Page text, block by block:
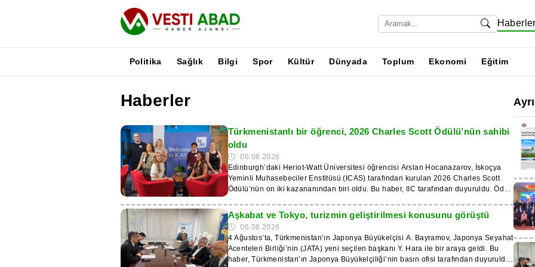
Haberler
Politika Sağlık Bilgi Spor Kültür Dünyada Toplum Ekonomi Eğitim
Haberler
Türkmenistanlı bir öğrenci, 2026 Charles Scott Ödülü’nün sahibi
oldu
06.08.2026
Edinburgh’daki Heriot-Watt Üniversitesi öğrencisi Arslan Hocanazarov, İskoçya
Yeminli Muhasebeciler Enstitüsü (ICAS) tarafından kurulan 2026 Charles Scott
Ödülü’nün on iki kazananından biri oldu. Bu haber, IIC tarafından duyuruldu. Ödül,
alanında üstün akademik başarı ve mesleki potansiyel gösteren ortak
üniversitelerin öğrencilerine her yıl verilmektedir. Kazananlar, 150 sterlinlik nakit
ödülün yanı sıra mentorluk desteği, mesleki ağ oluşturma fırsatları ve ICAS’tan
resmi takdir belgesi almaktadır. 2026 yılı kazananları arasında Glasgow,
Aberdeen, Edinburgh, Strathclyde ve diğer İskoç üniversitelerinden temsilciler de
yer almaktadır. Ödül töreni, ICAS’ın Edinburgh’daki genel merkezi olan CA
Aşkabat ve Tokyo, turizmin geliştirilmesi konusunu görüştü
06.08.2026
4 Ağustos’ta, Türkmenistan’ın Japonya Büyükelçisi A. Bayramov, Japonya Seyahat
Acenteleri Birliği’nin (JATA) yeni seçilen başkanı Y. Hara ile bir araya geldi. Bu
haber, Türkmenistan’ın Japonya Büyükelçiliği’nin basın ofisi tarafından duyuruldu.